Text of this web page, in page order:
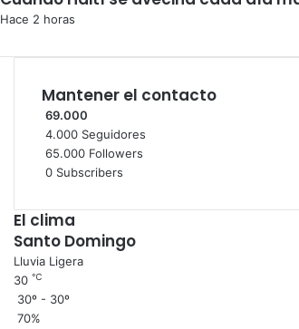
Hace 2 horas
Mantener el contacto
69.000
4.000 Seguidores
65.000 Followers
0 Subscribers
El clima
Santo Domingo
Lluvia Ligera
30 ℃
30º - 30º
70%